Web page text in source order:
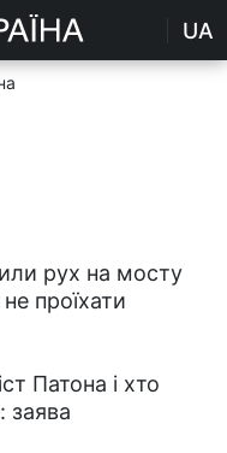
UA
рух на мосту
проїхати
Патона і хто
заява